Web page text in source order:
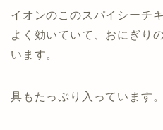
イオンのこのスパイシーチ
よく効いていて、おにぎり
います。
具もたっぷり入っています。